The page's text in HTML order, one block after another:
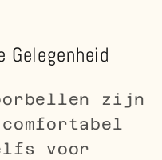
Gelegenheid
zijn
voor